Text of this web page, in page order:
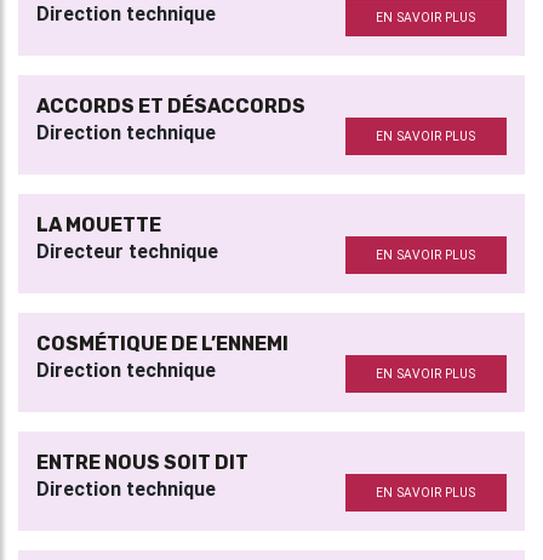
Direction technique EN SAVOIR PLUS
ACCORDS ET DÉSACCORDS
Direction technique EN SAVOIR PLUS
LA MOUETTE
Directeur technique EN SAVOIR PLUS
COSMÉTIQUE DE L’ENNEMI
Direction technique EN SAVOIR PLUS
ENTRE NOUS SOIT DIT
Direction technique EN SAVOIR PLUS